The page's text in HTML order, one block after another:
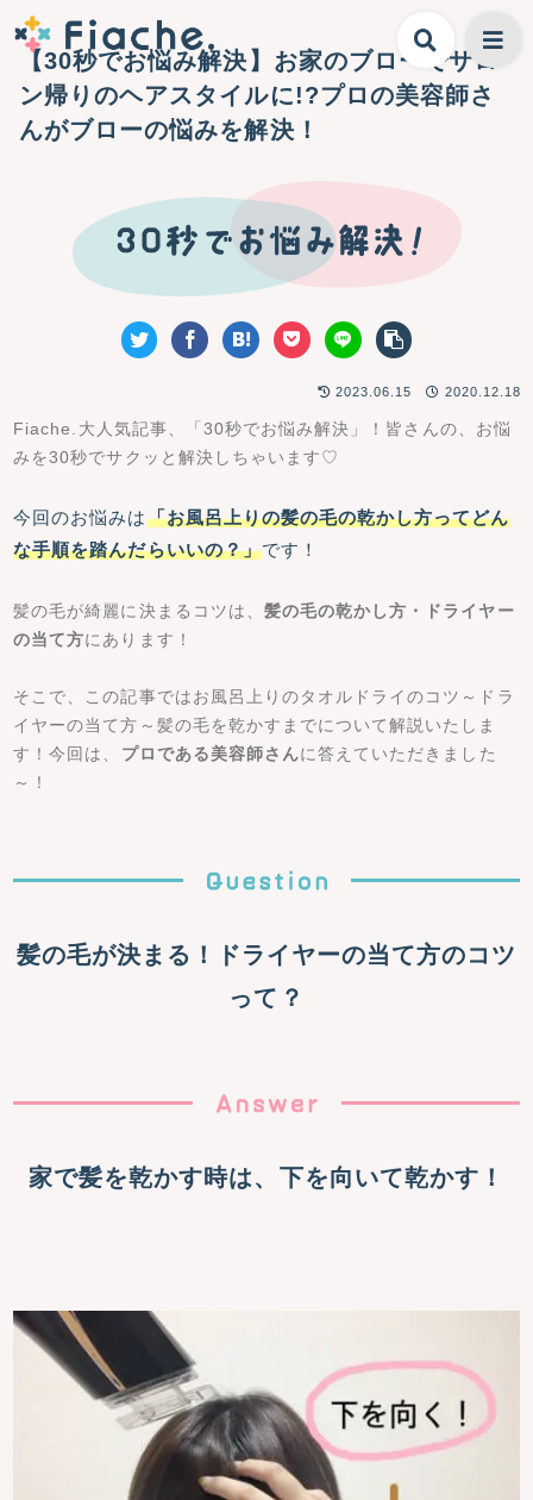
【30秒でお悩み解決】お家のブローでサロ
ン帰りのヘアスタイルに!?プロの美容師さ
んがブローの悩みを解決！
2023.06.15 2020.12.18
Fiache.大人気記事、「30秒でお悩み解決」！皆さんの、お悩
みを30秒でサクッと解決しちゃいます♡
今回のお悩みは「お風呂上りの髪の毛の乾かし方ってどん
な手順を踏んだらいいの？」です！
髪の毛が綺麗に決まるコツは、 髪の毛の乾かし方・ドライヤー
の当て方にあります！
そこで、この記事ではお風呂上りのタオルドライのコツ～ドラ
イヤーの当て方～髪の毛を乾かすまでについて解説いたしま
す！今回は、 プロである美容師さんに答えていただきました
～！
髪の毛が決まる！ドライヤーの当て方のコツ
って？
家で髪を乾かす時は、下を向いて乾かす！